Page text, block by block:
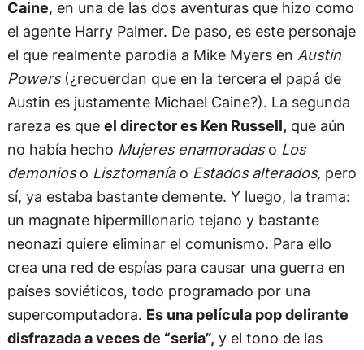
Caine, en una de las dos aventuras que hizo como
el agente Harry Palmer. De paso, es este personaje
el que realmente parodia a Mike Myers en Austin
Powers(¿recuerdan que en la tercera el papá de
Austin es justamente Michael Caine?). La segunda
rareza es que el director es Ken Russell, que aún
no había hecho Mujeres enamoradaso Los
demonioso Lisztomaníao Estados alterados, pero
sí, ya estaba bastante demente. Y luego, la trama:
un magnate hipermillonario tejano y bastante
neonazi quiere eliminar el comunismo. Para ello
crea una red de espías para causar una guerra en
países soviéticos, todo programado por una
supercomputadora. Es una película pop delirante
disfrazada a veces de “seria”, y el tono de las